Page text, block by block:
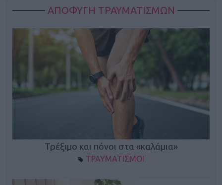
ΑΠΟΦΥΓΗ ΤΡΑΥΜΑΤΙΣΜΩΝ
Τρέξιμο και πόνοι στα «καλάμια»
ΤΡΑΥΜΑΤΙΣΜΟΙ